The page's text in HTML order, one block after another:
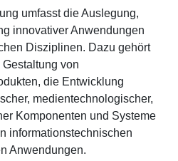
umfasst die Auslegung,
innovativer Anwendungen
Disziplinen. Dazu gehört
von
die Entwicklung
medientechnologischer,
Komponenten und Systeme
informationstechnischen
Anwendungen.